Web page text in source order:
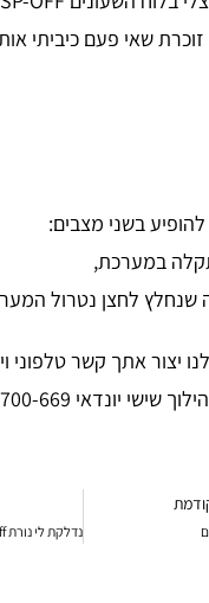
שאי פעם כיביתי
להופיע בשני מצבים:
במערכת,
שנחלץ לחצן נטרול
יצור אתך קשר טלפוני
יונדאי 1-700-700-669